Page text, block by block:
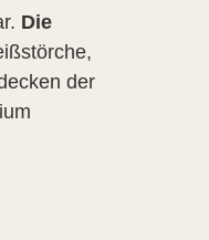
Die
der